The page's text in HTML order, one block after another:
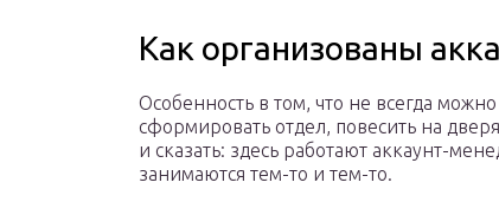
Как организованы
Особенность в том, что не всегда можно
сформировать отдел, повесить на
и сказать: здесь работают аккаунт-
занимаются тем-то и тем-то.